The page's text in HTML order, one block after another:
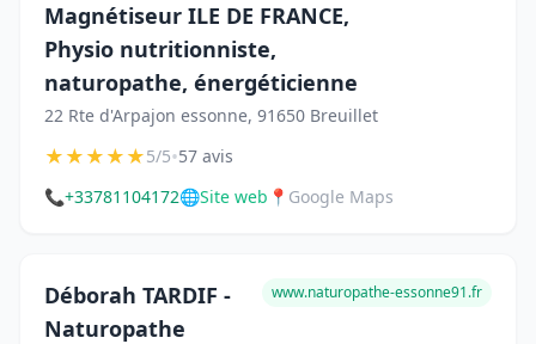
Magnétiseur ILE DE FRANCE,
Physio nutritionniste,
naturopathe, énergéticienne
22 Rte d'Arpajon essonne, 91650 Breuillet
★★★★★5/5•57 avis
📞+33781104172🌐Site web 📍 Google Maps
Déborah TARDIF -
Naturopathe
www.naturopathe-essonne91.fr